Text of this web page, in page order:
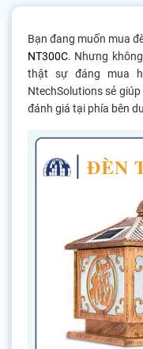
Bạn đang muốn mua
NT300C. Nhưng
thật sự đáng mua
NtechSolutions sẻ
đánh giá tại phía bên